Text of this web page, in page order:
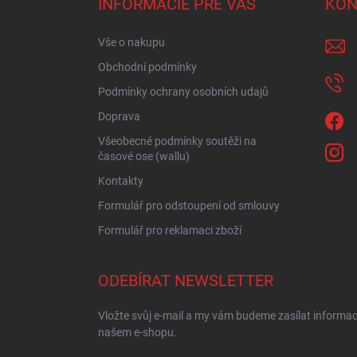
INFORMÁCIE PRE VÁS
Vše o nakupu
Obchodní podmínky
Podmínky ochrany osobních udajů
Doprava
Všeobecné podmínky soutěži na
časové ose (wallu)
Kontakty
Formulář pro odstoupení od smlouvy
Formulář pro reklamaci zboží
ODEBÍRAT NEWSLETTER
Vložte svůj e-mail a my vám budeme zasílat
našem e-shopu.